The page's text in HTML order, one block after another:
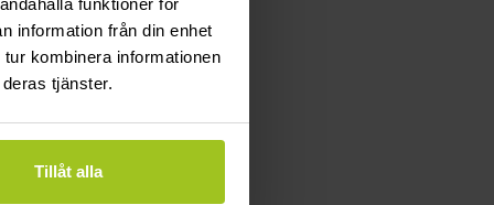
funktioner för
information från din enhet
kombinera informationen
tjänster.
Tillåt alla